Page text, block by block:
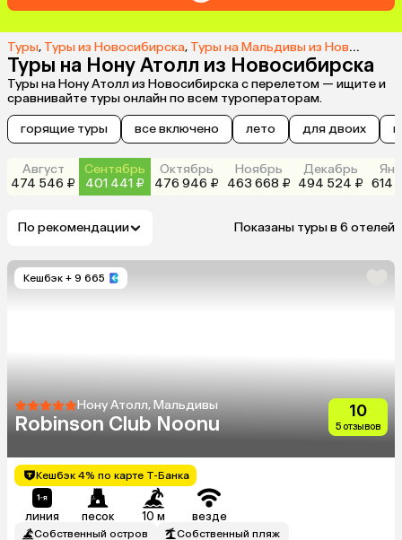
Туры, Туры из Новосибирска, Туры на Мальдивы из Новосибирска
Туры на Нону Атолл из Новосибирска
Туры на Нону Атолл из Новосибирска с перелетом — ищите и
сравнивайте туры онлайн по всем туроператорам.
горящие туры
все включено лето для двоих
Август
474 546 ₽
Сентябрь
401 441 ₽
Октябрь
476 946 ₽
Ноябрь
463 668 ₽
Декабрь
494 524 ₽ 614
По рекомендации Показаны туры в 6 отелей
Кешбэк + 9 665
Нону Атолл, Мальдивы
Robinson Club Noonu
10
5 отзывов
Кешбэк 4% по карте Т-Банка
линия песок 10 м везде
Собственный остров Собственный пляж